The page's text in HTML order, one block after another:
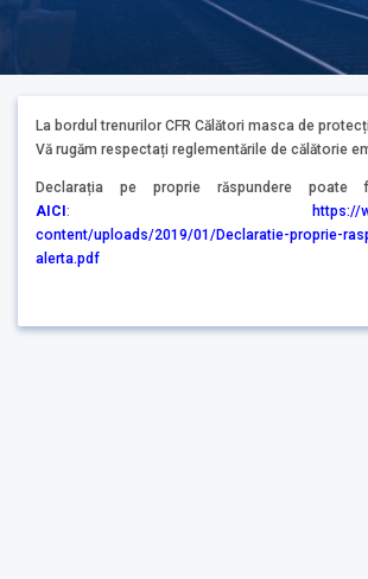
La bordul trenurilor CFR Călători masca de
Vă rugăm respectați reglementările de călătorie
Declarația pe proprie răspundere poate
AICI : https://
content/uploads/2019/01/Declaratie-proprie-
alerta.pdf